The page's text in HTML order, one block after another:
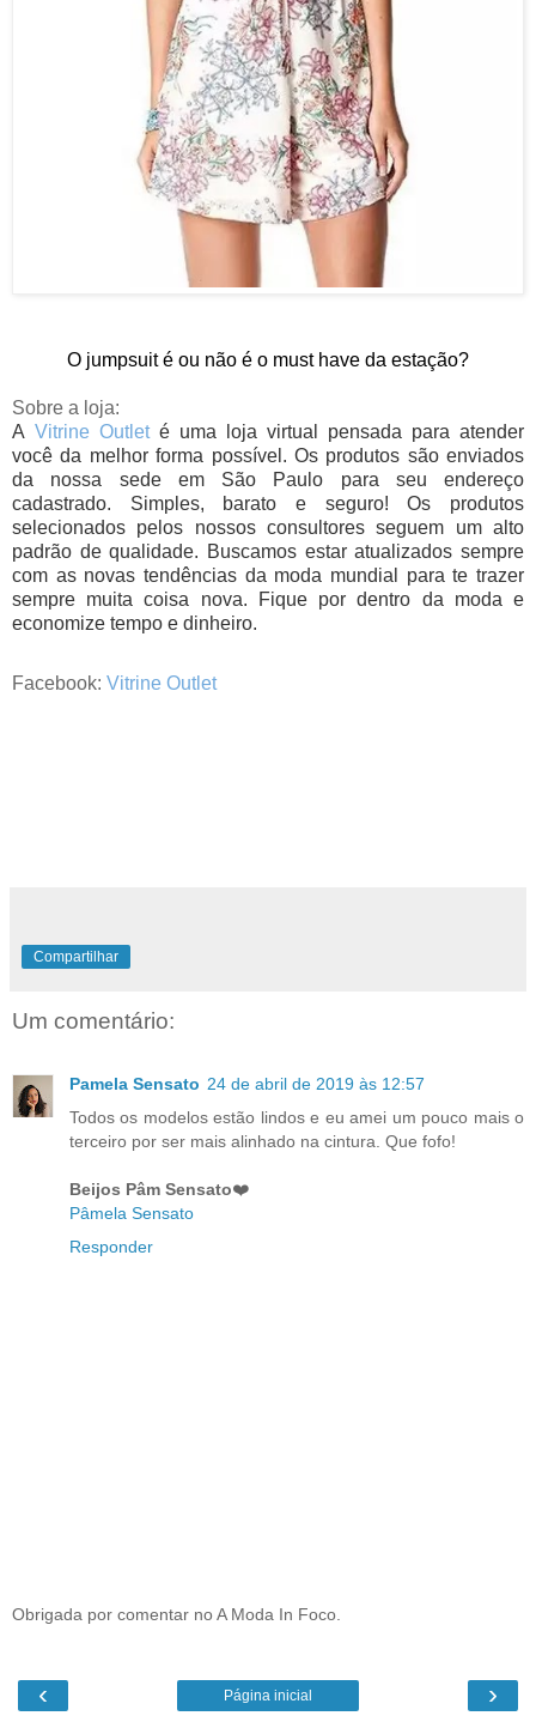
O jumpsuit é ou não é o must have da estação?
Sobre a loja:
A Vitrine Outleté uma loja virtual pensada para atender
você da melhor forma possível. Os produtos são enviados
da nossa sede em São Paulo para seu endereço
cadastrado. Simples, barato e seguro! Os produtos
selecionados pelos nossos consultores seguem um alto
padrão de qualidade. Buscamos estar atualizados sempre
com as novas tendências da moda mundial para te trazer
sempre muita coisa nova. Fique por dentro da moda e
economize tempo e dinheiro.
Facebook: Vitrine Outlet
Compartilhar
Um comentário:
Pamela Sensato 24 de abril de 2019 às 12:57
Todos os modelos estão lindos e eu amei um pouco mais o
terceiro por ser mais alinhado na cintura. Que fofo!
Beijos Pâm Sensato❤️
Pâmela Sensato
Responder
Obrigada por comentar no A Moda In Foco.
‹ ›
Página inicial